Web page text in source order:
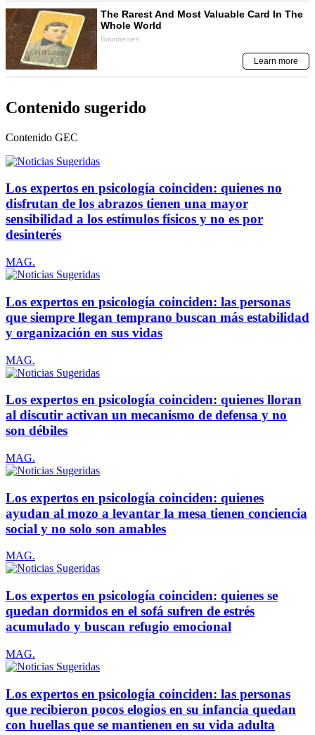
Contenido sugerido
Contenido GEC
Los expertos en psicología coinciden: quienes no
disfrutan de los abrazos tienen una mayor
sensibilidad a los estímulos físicos y no es por
desinterés
MAG.
Los expertos en psicología coinciden: las personas
que siempre llegan temprano buscan más estabilidad
y organización en sus vidas
MAG.
Los expertos en psicología coinciden: quienes lloran
al discutir activan un mecanismo de defensa y no
son débiles
MAG.
Los expertos en psicología coinciden: quienes
ayudan al mozo a levantar la mesa tienen conciencia
social y no solo son amables
MAG.
Los expertos en psicología coinciden: quienes se
quedan dormidos en el sofá sufren de estrés
acumulado y buscan refugio emocional
MAG.
Los expertos en psicología coinciden: las personas
que recibieron pocos elogios en su infancia quedan
con huellas que se mantienen en su vida adulta